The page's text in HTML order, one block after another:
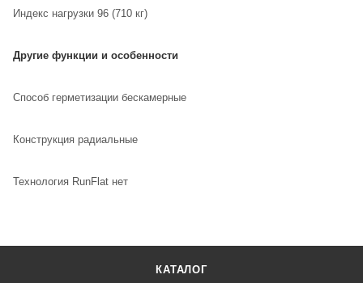
Индекс нагрузки 96 (710 кг)
Другие функции и особенности
Способ герметизации бескамерные
Конструкция радиальные
Технология RunFlat нет
КАТАЛОГ